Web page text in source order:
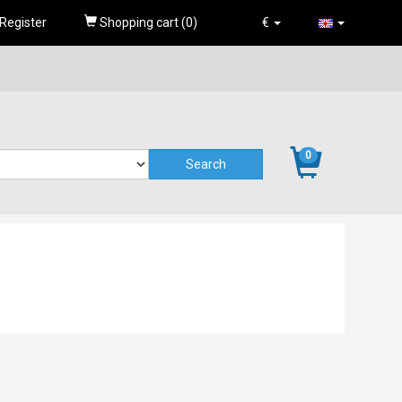
€
Shopping cart (0)
0